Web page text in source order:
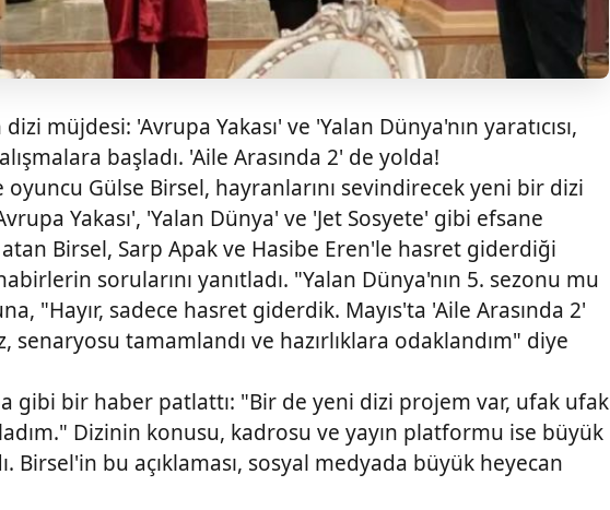
müjdesi: 'Avrupa Yakası' ve 'Yalan Dünya'nın yaratıcısı,
başladı. 'Aile Arasında 2' de yolda!
Gülse Birsel, hayranlarını sevindirecek yeni bir dizi
Yakası', 'Yalan Dünya' ve 'Jet Sosyete' gibi efsane
Birsel, Sarp Apak ve Hasibe Eren'le hasret giderdiği
sorularını yanıtladı. "Yalan Dünya'nın 5. sezonu mu
"Hayır, sadece hasret giderdik. Mayıs'ta 'Aile Arasında 2'
senaryosu tamamlandı ve hazırlıklara odaklandım" diye
gibi bir haber patlattı: "Bir de yeni dizi projem var, ufak ufak
Dizinin konusu, kadrosu ve yayın platformu ise büyük
Birsel'in bu açıklaması, sosyal medyada büyük heyecan